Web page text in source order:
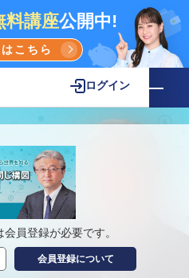
料講座公開中!
こちら
ログイン
員登録が必要です。
会員登録について